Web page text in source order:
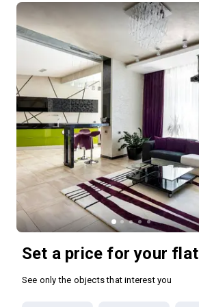
Set a price for your flat
See only the objects that interest you